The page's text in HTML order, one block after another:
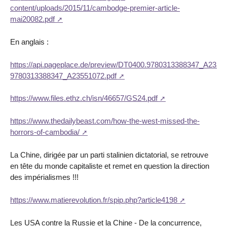
content/uploads/2015/11/cambodge-premier-article-
mai20082.pdf
En anglais :
https://api.pageplace.de/preview/
9780313388347_A23551072.pdf
https://www.files.ethz.ch/isn/46657/GS24.pdf
https://www.thedailybeast.com/how-the-west-missed-the-
horrors-of-cambodia/
La Chine, dirigée par un parti stalinien dictatorial, se retrouve
en tête du monde capitaliste et remet en question la direction
des impérialismes !!!
https://www.matierevolution.fr/spip.php?article4198
Les USA contre la Russie et la Chine - De la concurrence,